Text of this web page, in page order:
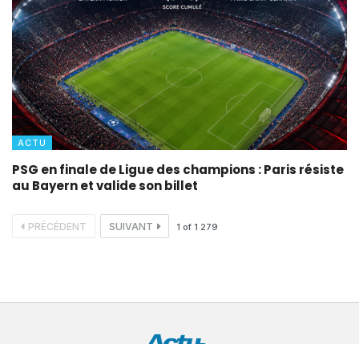
ACTU
PSG en finale de Ligue des champions : Paris résiste
au Bayern et valide son billet
PRÉCÉDENT SUIVANT 1 of 1 279